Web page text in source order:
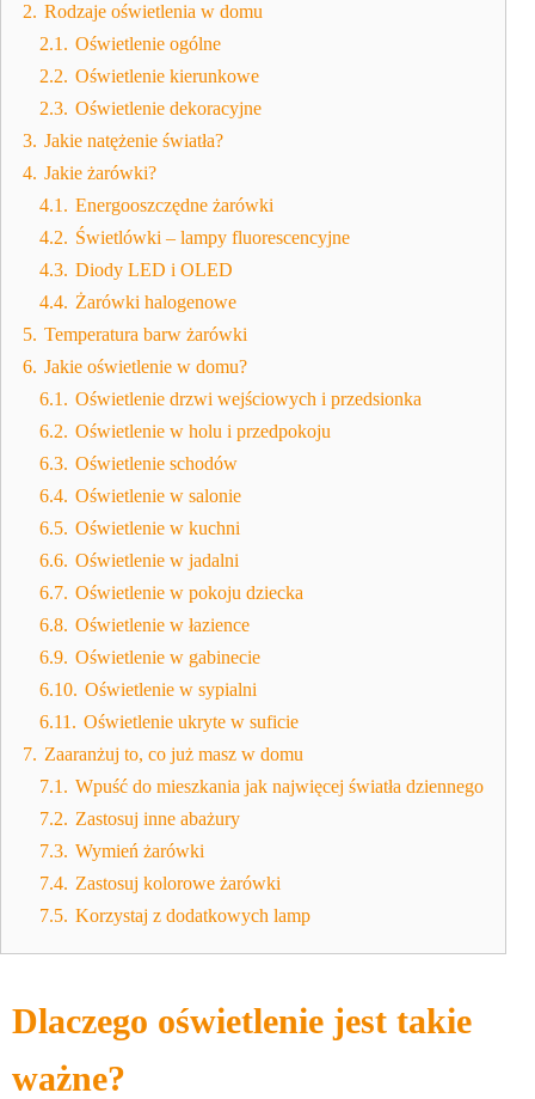
2. Rodzaje oświetlenia w domu
2.1. Oświetlenie ogólne
2.2. Oświetlenie kierunkowe
2.3. Oświetlenie dekoracyjne
3. Jakie natężenie światła?
4. Jakie żarówki?
4.1. Energooszczędne żarówki
4.2. Świetlówki – lampy fluorescencyjne
4.3. Diody LED i OLED
4.4. Żarówki halogenowe
5. Temperatura barw żarówki
6. Jakie oświetlenie w domu?
6.1. Oświetlenie drzwi wejściowych i przedsionka
6.2. Oświetlenie w holu i przedpokoju
6.3. Oświetlenie schodów
6.4. Oświetlenie w salonie
6.5. Oświetlenie w kuchni
6.6. Oświetlenie w jadalni
6.7. Oświetlenie w pokoju dziecka
6.8. Oświetlenie w łazience
6.9. Oświetlenie w gabinecie
6.10. Oświetlenie w sypialni
6.11. Oświetlenie ukryte w suficie
7. Zaaranżuj to, co już masz w domu
7.1. Wpuść do mieszkania jak najwięcej światła dziennego
7.2. Zastosuj inne abażury
7.3. Wymień żarówki
7.4. Zastosuj kolorowe żarówki
7.5. Korzystaj z dodatkowych lamp
Dlaczego oświetlenie jest takie
ważne?